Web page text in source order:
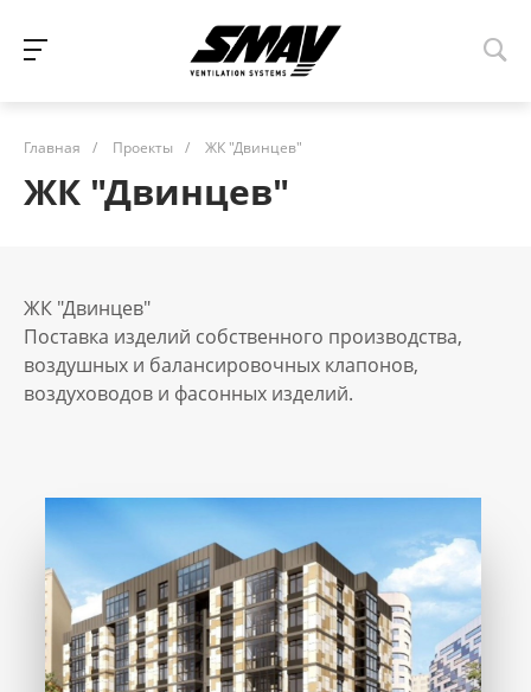
Главная / Проекты / ЖК "Двинцев"
ЖК "Двинцев"
ЖК "Двинцев"
Поставка изделий собственного производства,
воздушных и балансировочных клапонов,
воздуховодов и фасонных изделий.